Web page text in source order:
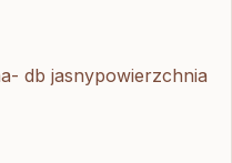
db jasnypowierzchnia